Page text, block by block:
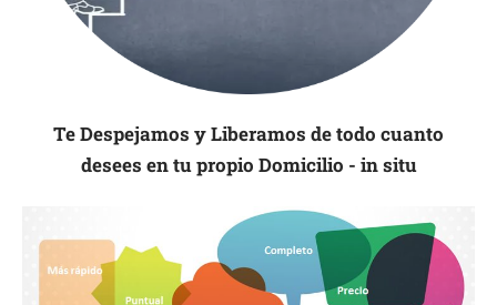
Te Despejamos y Liberamos de todo cuanto
desees en tu propio Domicilio - in situ